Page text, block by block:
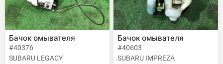
Бачок омывателя
#40376
SUBARU LEGACY
Бачок омывателя
#40603
SUBARU IMPREZA